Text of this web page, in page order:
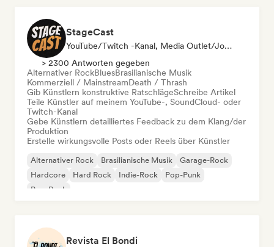
StageCast
YouTube/Twitch -Kanal, Media Outlet/Journalist, Mentorin, Social Media Influencer, Sound Experte
> 2300 Antworten gegeben
Alternativer RockBluesBrasilianische Musik
Kommerziell / MainstreamDeath / Thrash
Gib Künstlern konstruktive RatschlägeSchreibe Artikel
Teile Künstler auf meinem YouTube-, SoundCloud- oder
Twitch-Kanal
Gebe Künstlern detailliertes Feedback zu dem Klang/der
Produktion
Erstelle wirkungsvolle Posts oder Reels über Künstler
Alternativer Rock Brasilianische Musik
Garage-Rock
Hardcore
Hard Rock Indie-Rock
Pop-Punk
Pop-Rock
Revista El Bondi